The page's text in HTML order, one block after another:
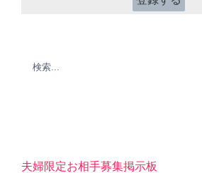
夫婦限定お相手募集掲示板